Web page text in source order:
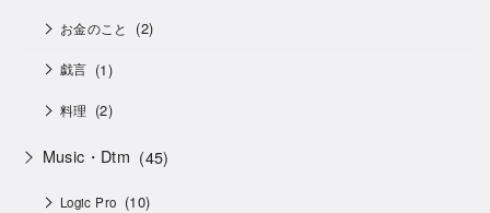
お金のこと (2)
戯言 (1)
料理 (2)
Music・Dtm (45)
Logic Pro (10)